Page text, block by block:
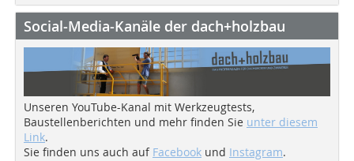
Social-Media-Kanäle der dach+holzbau
Unseren YouTube-Kanal mit Werkzeugtests,
Baustellenberichten und mehr finden Sie unter diesem
Link.
Sie finden uns auch auf Facebook und Instagram.